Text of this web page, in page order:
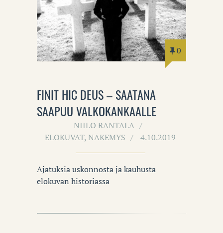
0
FINIT HIC DEUS – SAATANA
SAAPUU VALKOKANKAALLE
NIILO RANTALA
ELOKUVAT,NÄKEMYS 4.10.2019
Ajatuksia uskonnosta ja kauhusta
elokuvan historiassa